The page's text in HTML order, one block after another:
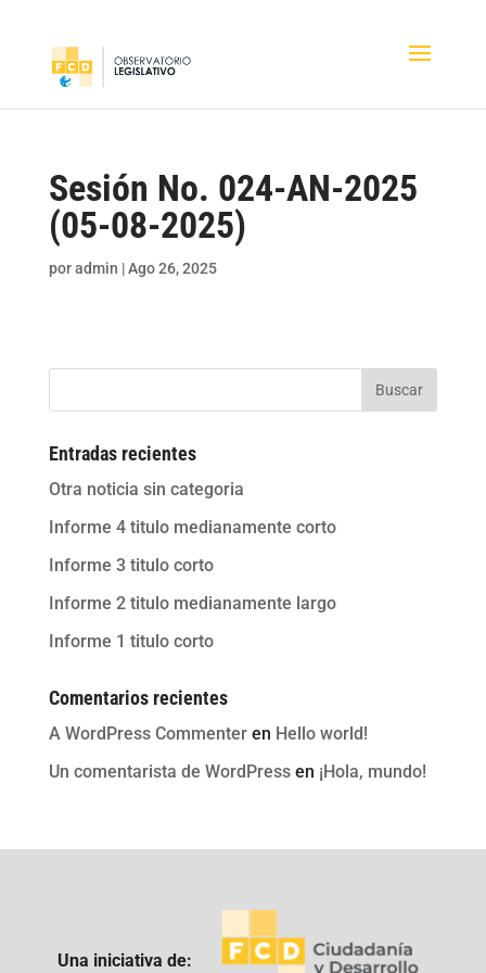
Sesión No. 024-AN-2025
(05-08-2025)
poradmin |Ago 26, 2025
Buscar
Entradas recientes
Otra noticia sin categoria
Informe 4 titulo medianamente corto
Informe 3 titulo corto
Informe 2 titulo medianamente largo
Informe 1 titulo corto
Comentarios recientes
A WordPress Commenteren Hello world!
Un comentarista de WordPressen ¡Hola, mundo!
Una iniciativa de: